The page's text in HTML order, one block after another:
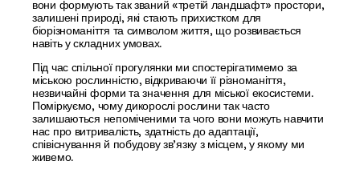
вони формують так званий «третій ландшафт» простори,
залишені природі, які стають прихистком для
біорізноманіття та символом життя, що розвивається
навіть у складних умовах.
Під час спільної прогулянки ми спостерігатимемо за
міською рослинністю, відкриваючи її різноманіття,
незвичайні форми та значення для міської екосистеми.
Поміркуємо, чому дикорослі рослини так часто
залишаються непоміченими та чого вони можуть навчити
нас про витривалість, здатність до адаптації,
співіснування й побудову зв’язку з місцем, у якому ми
живемо.